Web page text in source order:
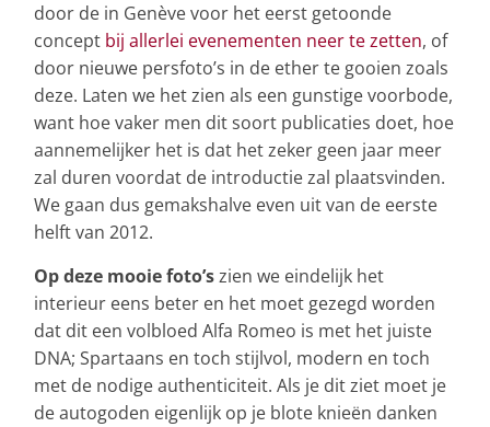
door de in Genève voor het eerst getoonde
concept bij allerlei evenementen neer te zetten, of
door nieuwe persfoto’s in de ether te gooien zoals
deze. Laten we het zien als een gunstige voorbode,
want hoe vaker men dit soort publicaties doet, hoe
aannemelijker het is dat het zeker geen jaar meer
zal duren voordat de introductie zal plaatsvinden.
We gaan dus gemakshalve even uit van de eerste
helft van 2012.
Op deze mooie foto’szien we eindelijk het
interieur eens beter en het moet gezegd worden
dat dit een volbloed Alfa Romeo is met het juiste
DNA; Spartaans en toch stijlvol, modern en toch
met de nodige authenticiteit. Als je dit ziet moet je
de autogoden eigenlijk op je blote knieën danken